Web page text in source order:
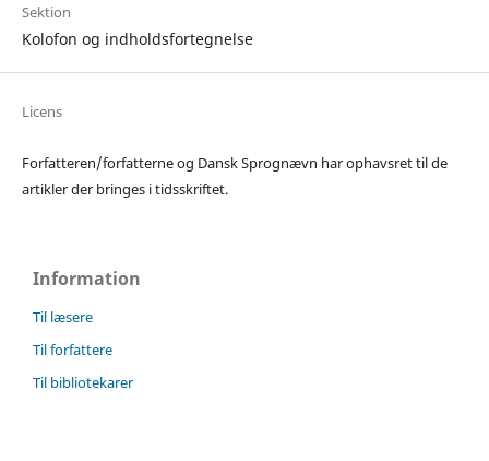
Sektion
Kolofon og indholdsfortegnelse
Licens
Forfatteren/forfatterne og Dansk Sprognævn har ophavsret til de
artikler der bringes i tidsskriftet.
Information
Til læsere
Til forfattere
Til bibliotekarer